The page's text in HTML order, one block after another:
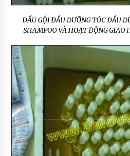
DẦU GỘI ĐẦU DƯỠNG TÓC DẦU
SHAMPOO VÀ HOẠT ĐỘNG GIAO